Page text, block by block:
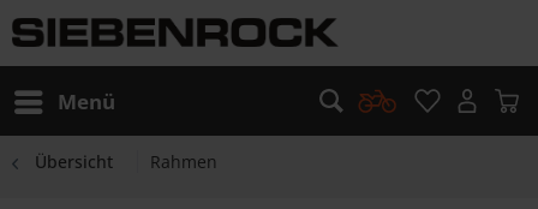
Menü
Übersicht Rahmen